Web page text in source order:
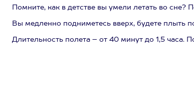
Помните, как в детстве вы умели летать во
Вы медленно подниметесь вверх, будете плыть
Длительность полета – от 40 минут до 1,5 часа.